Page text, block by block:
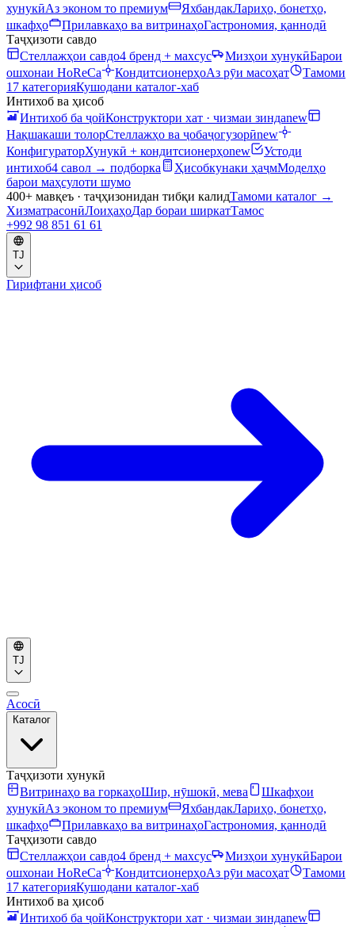
хунукӣАз эконом то премиум ЯхбандакЛариҳо, бонетҳо,
шкафҳо
Прилавкаҳо ва витринаҳоГастрономия, қаннодӣ
Таҷҳизоти савдо
Стеллажҳои савдо4 бренд + махсус Мизҳои хунукӣБарои
ошхонаи HoReCa
КондитсионерҳоАз рӯи масоҳат
Тамоми
17 категорияКушодани каталог-хаб
Интихоб ва ҳисоб
Интихоб ба ҷойКонструктори хат · чизмаи зиндаnew
Нақшакаши толорСтеллажҳо ва ҷобаҷогузорӣnew
КонфигураторХунукӣ + кондитсионерҳоnew
Устоди
интихоб4 савол → подборка Ҳисобкунаки ҳаҷмМоделҳо
барои маҳсулоти шумо
400+ мавқеъ · таҷҳизонидан тибқи калидТамоми каталог →
ХизматрасонӣЛоиҳаҳоДар бораи ширкатТамос
+992 98 851 61 61
TJ
Гирифтани ҳисоб
TJ
Асосӣ
Каталог
Таҷҳизоти хунукӣ
Витринаҳо ва горкаҳоШир, нӯшокӣ, мева
Шкафҳои
хунукӣАз эконом то премиум ЯхбандакЛариҳо, бонетҳо,
шкафҳо
Прилавкаҳо ва витринаҳоГастрономия, қаннодӣ
Таҷҳизоти савдо
Стеллажҳои савдо4 бренд + махсус Мизҳои хунукӣБарои
ошхонаи HoReCa
КондитсионерҳоАз рӯи масоҳат
Тамоми
17 категорияКушодани каталог-хаб
Интихоб ва ҳисоб
Интихоб ба ҷойКонструктори хат · чизмаи зиндаnew